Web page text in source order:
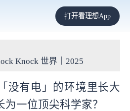
打开看理想App
Knock 世界｜2025
没有电」的环境里长大
一位顶尖科学家？